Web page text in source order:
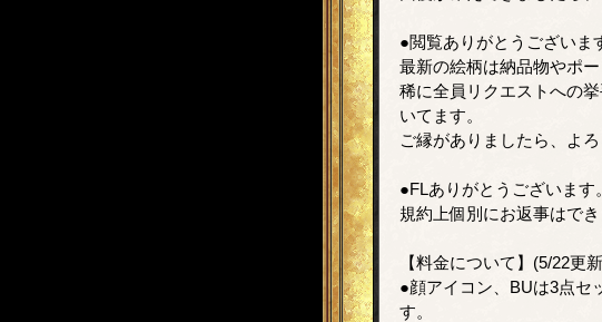
●閲覧ありがとうございま
最新の絵柄は納品物やポ
稀に全員リクエストへの
いてます。
ご縁がありましたら、よ
●FLありがとうございます。
規約上個別にお返事はで
【料金について】(5/22更
●顔アイコン、BUは3点セ
す。